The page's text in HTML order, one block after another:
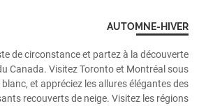
AUTOMNE-HIVER
de circonstance et partez à la découverte
Canada. Visitez Toronto et Montréal sous
et appréciez les allures élégantes des
recouverts de neige. Visitez les régions